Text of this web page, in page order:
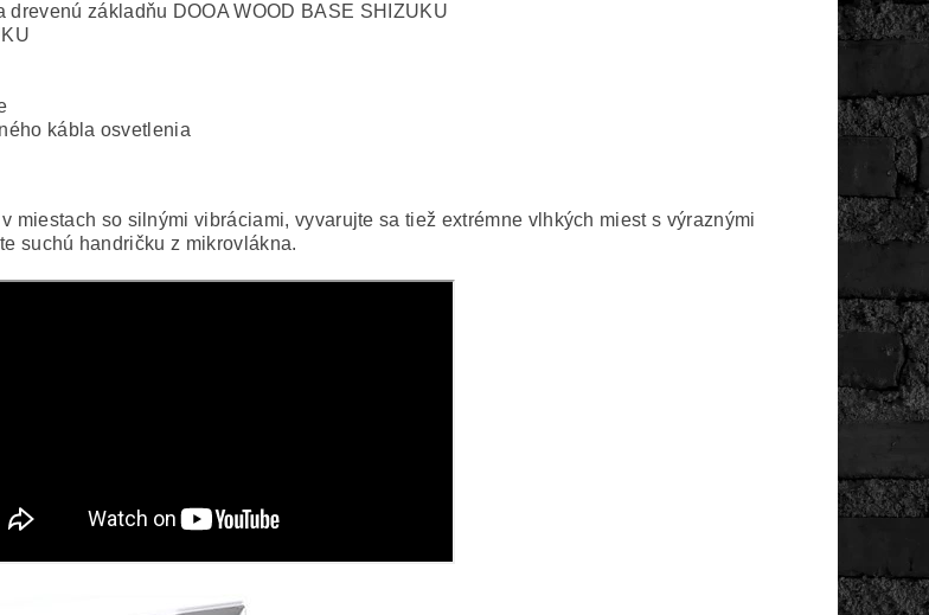
drevenú základňu DOOA WOOD BASE SHIZUKU
kábla osvetlenia
so silnými vibráciami, vyvarujte sa tiež extrémne vlhkých miest s výraznými
suchú handričku z mikrovlákna.